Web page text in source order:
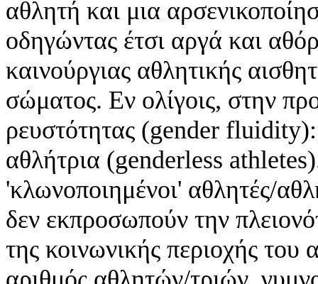
αθλητή και μια
οδηγώντας έτσι αργά και
καινούργιας αθλητικής
σώματος. Εν ολίγοις, στην
ρευστότητας (gender
αθλήτρια (genderless
'κλωνοποιημένοι' αθλητές/
δεν εκπροσωπούν την
της κοινωνικής περιοχής